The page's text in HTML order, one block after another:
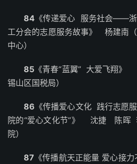
84 《传递爱心 服务社会——
工分会的志愿服务故事》 杨建南
中心）
85 《青春“蓝翼” 大爱飞翔》
锡山区国税局）
86 《传播爱心文化 践行志愿
院的“爱心文化节”》 沈捷 陈晖
院）
87 《传播航天正能量 爱心接